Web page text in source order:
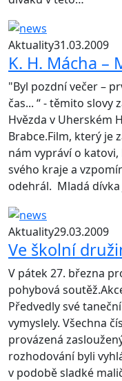
Aktuality31.03.2009
K. H. Mácha –
"Byl pozdní večer –
čas... “ - těmito slovy
Hvězda v Uherském
Brabce.Film, který je
nám vypráví o
svého kraje a
odehrál. Mladá
Aktuality29.03.2009
Ve školní
V pátek 27. března
pohybová
Předvedly své
vymyslely. Všechna
provázená
rozhodování byli
v podobě sladké